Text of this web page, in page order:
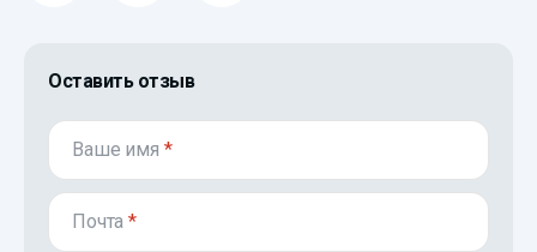
Оставить отзыв
Ваше имя *
Почта*